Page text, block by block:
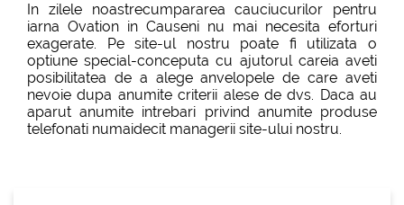
In zilele noastrecumpararea cauciucurilor pentru
iarna Ovation in Causeni nu mai necesita eforturi
exagerate. Pe site-ul nostru poate fi utilizata o
optiune special-conceputa cu ajutorul careia aveti
posibilitatea de a alege anvelopele de care aveti
nevoie dupa anumite criterii alese de dvs. Daca au
aparut anumite intrebari privind anumite produse
telefonati numaidecit managerii site-ului nostru.